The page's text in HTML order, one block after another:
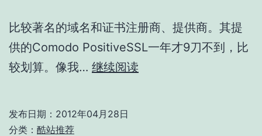
比较著名的域名和证书注册商、提供商。其提
供的Comodo PositiveSSL一年才9刀不到，比
较划算。像我… 继续阅读
发布日期： 2012年04月28日
分类： 酷站推荐